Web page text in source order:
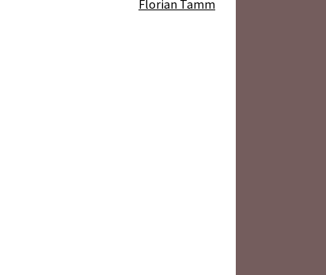
Florian Tamm